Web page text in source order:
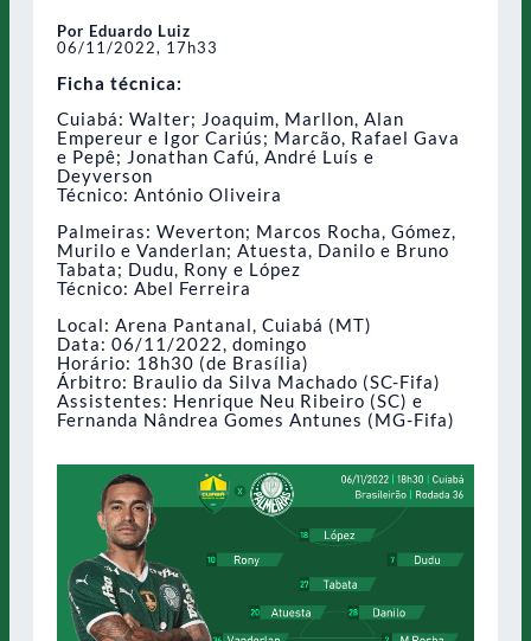
Por Eduardo Luiz
06/11/2022, 17h33
Ficha técnica:
Cuiabá: Walter; Joaquim, Marllon, Alan
Empereur e Igor Cariús; Marcão, Rafael Gava
e Pepê; Jonathan Cafú, André Luís e
Deyverson
Técnico: António Oliveira
Palmeiras: Weverton; Marcos Rocha, Gómez,
Murilo e Vanderlan; Atuesta, Danilo e Bruno
Tabata; Dudu, Rony e López
Técnico: Abel Ferreira
Local: Arena Pantanal, Cuiabá (MT)
Data: 06/11/2022, domingo
Horário: 18h30 (de Brasília)
Árbitro: Braulio da Silva Machado (SC-Fifa)
Assistentes: Henrique Neu Ribeiro (SC) e
Fernanda Nândrea Gomes Antunes (MG-Fifa)